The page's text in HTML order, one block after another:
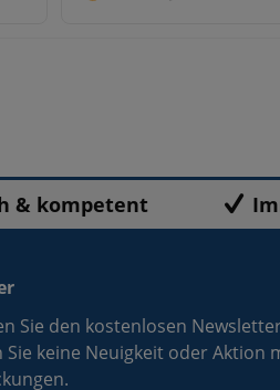
& kompetent
Sie den kostenlosen
Sie keine Neuigkeit oder Aktion